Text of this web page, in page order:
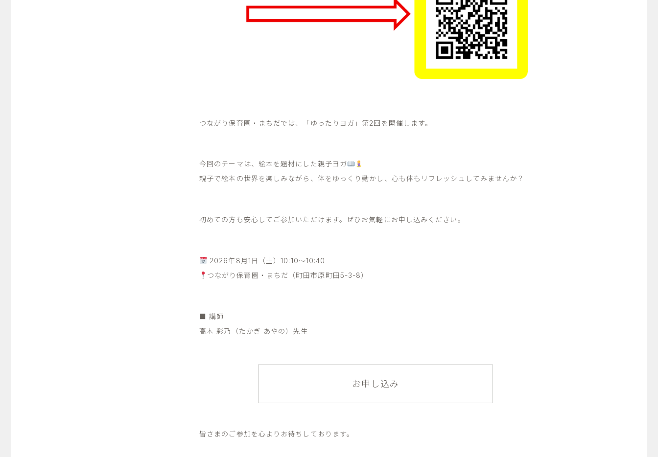
つながり保育園・まちだでは、「ゆったりヨガ」第2回を開催します。
今回のテーマは、絵本を題材にした親子ヨガ
親子で絵本の世界を楽しみながら、体をゆっくり動かし、心も体もリフレッシュしてみませんか？
初めての方も安心してご参加いただけます。ぜひお気軽にお申し込みください。
2026年8月1日（土）10:10～10:40
つながり保育園・まちだ（町田市原町田5-3-8）
■ 講師
高木 彩乃（たかぎ あやの）先生
お申し込み
皆さまのご参加を心よりお待ちしております。